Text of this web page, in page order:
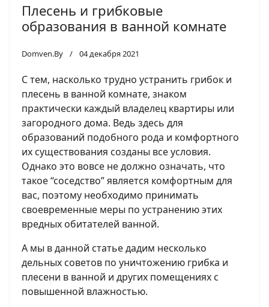
Плесень и грибковые
образования в ванной комнате
Domven.By 04 декабря 2021
С тем, насколько трудно устранить грибок и
плесень в ванной комнате, знаком
практически каждый владелец квартиры или
загородного дома. Ведь здесь для
образований подобного рода и комфортного
их существования созданы все условия.
Однако это вовсе не должно означать, что
такое “соседство” является комфортным для
вас, поэтому необходимо принимать
своевременные меры по устранению этих
вредных обитателей ванной.
А мы в данной статье дадим несколько
дельных советов по уничтожению грибка и
плесени в ванной и других помещениях с
повышенной влажностью.